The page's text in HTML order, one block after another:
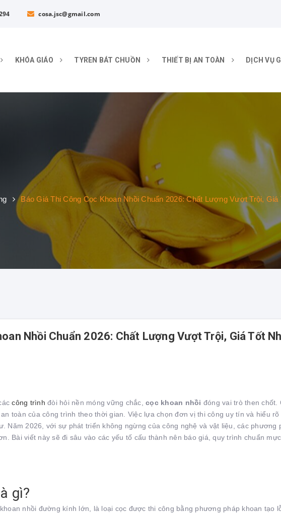
cosa.jsc@gmail.com
KHÓA GIÁO TYREN BÁT CHUỒN THIẾT BỊ AN TOÀN DỊCH VỤ
Báo Giá Thi Công Cọc Khoan Nhồi Chuẩn 2026: Chất Lượng Vượt Trội, Giá
Nhồi Chuẩn 2026: Chất Lượng Vượt Trội, Giá Tốt
công trình đòi hỏi nền móng vững chắc, cọc khoan nhồi đóng vai trò then chốt.
toàn của công trình theo thời gian. Việc lựa chọn đơn vị thi công uy tín và hiểu rõ
Năm 2026, với sự phát triển không ngừng của công nghệ và vật liệu, các phương
Bài viết này sẽ đi sâu vào các yếu tố cấu thành nên báo giá, quy trình chuẩn
gì?
khoan nhồi đường kính lớn, là loại cọc được thi công bằng phương pháp khoan tạo